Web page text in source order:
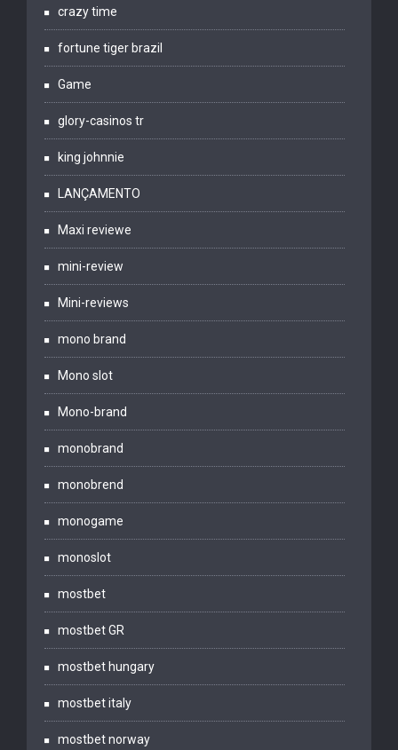
crazy time
fortune tiger brazil
Game
glory-casinos tr
king johnnie
LANÇAMENTO
Maxi reviewe
mini-review
Mini-reviews
mono brand
Mono slot
Mono-brand
monobrand
monobrend
monogame
monoslot
mostbet
mostbet GR
mostbet hungary
mostbet italy
mostbet norway